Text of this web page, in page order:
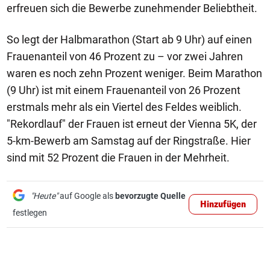
erfreuen sich die Bewerbe zunehmender Beliebtheit.
So legt der Halbmarathon (Start ab 9 Uhr) auf einen
Frauenanteil von 46 Prozent zu – vor zwei Jahren
waren es noch zehn Prozent weniger. Beim Marathon
(9 Uhr) ist mit einem Frauenanteil von 26 Prozent
erstmals mehr als ein Viertel des Feldes weiblich.
"Rekordlauf" der Frauen ist erneut der Vienna 5K, der
5-km-Bewerb am Samstag auf der Ringstraße. Hier
sind mit 52 Prozent die Frauen in der Mehrheit.
"Heute"auf Google als bevorzugte Quelle
festlegen
Hinzufügen